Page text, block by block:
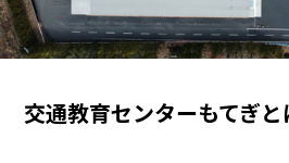
交通教育センターもてぎと